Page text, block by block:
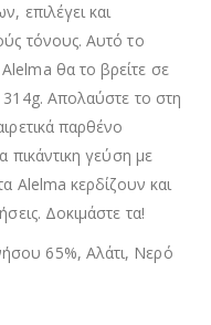
επιλέγει και
τόνους. Αυτό το
θα το βρείτε σε
314g. Απολαύστε το στη
παρθένο
πικάντικη γεύση με
Alelma κερδίζουν και
Δοκιμάστε τα!
65%, Αλάτι, Νερό